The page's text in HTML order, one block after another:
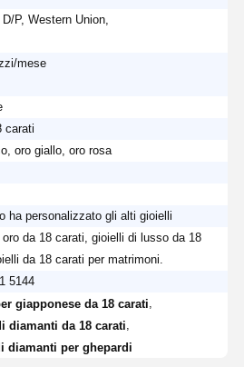
D/P, Western Union,
mese
carati
oro giallo, oro rosa
ha personalizzato gli alti gioielli
oro da 18 carati, gioielli di lusso da 18
da 18 carati per matrimoni.
5144
giapponese da 18 carati
diamanti da 18 carati
diamanti per ghepardi